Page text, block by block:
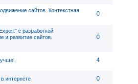
сайтов. Контекстная
0
с разработкой
и развитие сайтов.
0
4
интернете 0